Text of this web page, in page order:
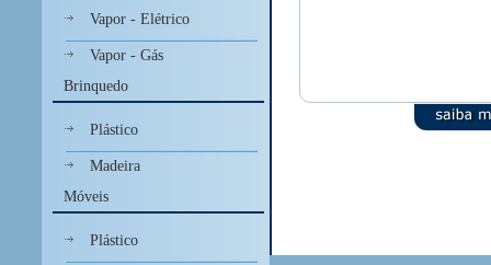
Vapor - Elétrico
Vapor - Gás
Brinquedo
Plástico
Madeira
Móveis
Plástico